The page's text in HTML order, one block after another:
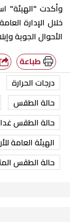
وأكدت "الهيئة"
خلال الإدارة
الأحوال الجوية
طباعة
درجات الحرارة
حالة الطقس
حالة الطقس غدا
الهيئة العامة
حالة الطقس